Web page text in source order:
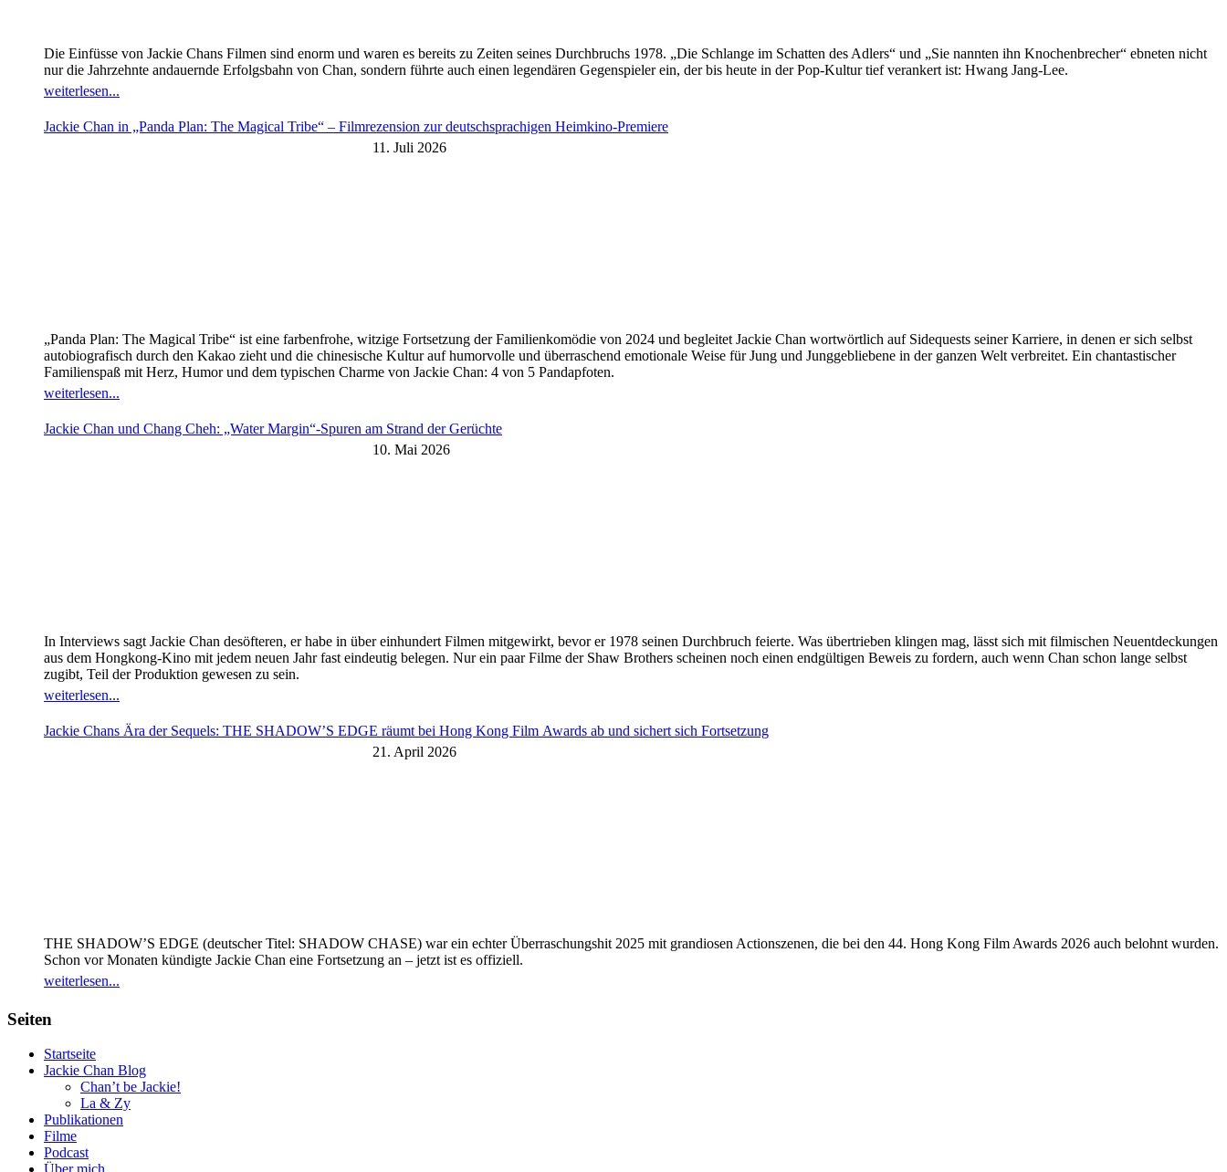
Die Einfüsse von Jackie Chans Filmen sind enorm und waren es bereits zu Zeiten seines Durchbruchs 1978. „Die Schlange im Schatten des Adlers“ und „Sie nannten ihn Knochenbrecher“ ebneten nicht
nur die Jahrzehnte andauernde Erfolgsbahn von Chan, sondern führte auch einen legendären Gegenspieler ein, der bis heute in der Pop-Kultur tief verankert ist: Hwang Jang-Lee.
weiterlesen...
Jackie Chan in „Panda Plan: The Magical Tribe“ – Filmrezension zur deutschsprachigen Heimkino-Premiere
11. Juli 2026
„Panda Plan: The Magical Tribe“ ist eine farbenfrohe, witzige Fortsetzung der Familienkomödie von 2024 und begleitet Jackie Chan wortwörtlich auf Sidequests seiner Karriere, in denen er sich selbst
autobiografisch durch den Kakao zieht und die chinesische Kultur auf humorvolle und überraschend emotionale Weise für Jung und Junggebliebene in der ganzen Welt verbreitet. Ein chantastischer
Familienspaß mit Herz, Humor und dem typischen Charme von Jackie Chan: 4 von 5 Pandapfoten.
weiterlesen...
Jackie Chan und Chang Cheh: „Water Margin“-Spuren am Strand der Gerüchte
10. Mai 2026
In Interviews sagt Jackie Chan desöfteren, er habe in über einhundert Filmen mitgewirkt, bevor er 1978 seinen Durchbruch feierte. Was übertrieben klingen mag, lässt sich mit filmischen Neuentdeckungen
aus dem Hongkong-Kino mit jedem neuen Jahr fast eindeutig belegen. Nur ein paar Filme der Shaw Brothers scheinen noch einen endgültigen Beweis zu fordern, auch wenn Chan schon lange selbst
zugibt, Teil der Produktion gewesen zu sein.
weiterlesen...
Jackie Chans Ära der Sequels: THE SHADOW’S EDGE räumt bei Hong Kong Film Awards ab und sichert sich Fortsetzung
21. April 2026
THE SHADOW’S EDGE (deutscher Titel: SHADOW CHASE) war ein echter Überraschungshit 2025 mit grandiosen Actionszenen, die bei den 44. Hong Kong Film Awards 2026 auch belohnt wurden.
Schon vor Monaten kündigte Jackie Chan eine Fortsetzung an – jetzt ist es offiziell.
weiterlesen...
Seiten
Startseite
Jackie Chan Blog
Chan’t be Jackie!
La & Zy
Publikationen
Filme
Podcast